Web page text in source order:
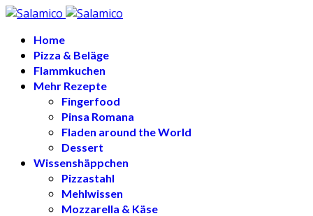
Home
Pizza & Beläge
Flammkuchen
Mehr Rezepte
Fingerfood
Pinsa Romana
Fladen around the World
Dessert
Wissenshäppchen
Pizzastahl
Mehlwissen
Mozzarella & Käse